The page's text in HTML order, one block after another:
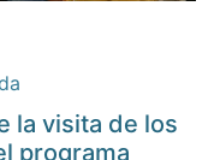
la visita de los
programa